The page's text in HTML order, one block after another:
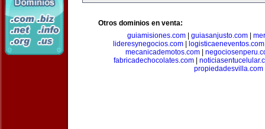
Otros dominios en venta:
guiamisiones.com
guiasanjusto.com
lideresynegocios.com
logisticaeneventos.com
mecanicademotos.com|
fabricadechocolates.com|
propiedadesvilla.com